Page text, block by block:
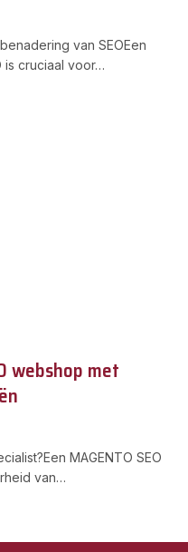
van SEOEen
is cruciaal voor…
webshop met
MAGENTO SEO
van…